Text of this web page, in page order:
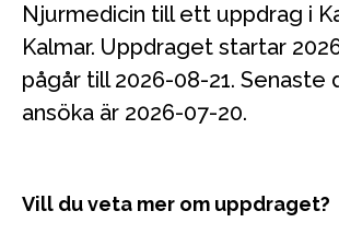
Njurmedicin till ett uppdrag i Kalmar,
Kalmar. Uppdraget startar
pågår till 2026-08-21. Senaste
ansöka är 2026-07-20.
Vill du veta mer om uppdraget?